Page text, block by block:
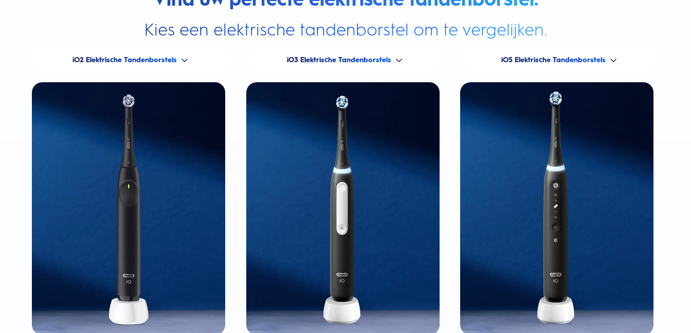
Kies een elektrische tandenborstel om te vergelijken.
iO2 Elektrische Tandenborstels iO3 Elektrische Tandenborstels iO5 Elektrische Tandenborstels